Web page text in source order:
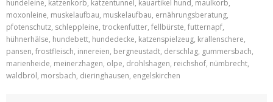
hundeleine, katzenkorb, katzentunnel, kauartikel hund, maulkorb,
moxonleine, muskelaufbau, muskelaufbau, ernährungsberatung,
pfotenschutz, schleppleine, trockenfutter, fellbürste, futternapf,
hühnerhälse, hundebett, hundedecke, katzenspielzeug, krallenschere,
pansen, frostfleisch, innereien, bergneustadt, derschlag, gummersbach,
marienheide, meinerzhagen, olpe, drohlshagen, reichshof, nümbrecht,
waldbröl, morsbach, dieringhausen, engelskirchen